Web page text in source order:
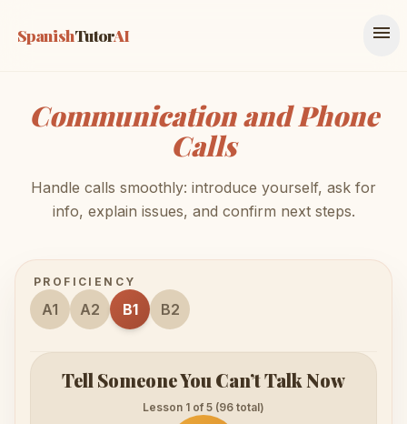
SpanishTutorAI menu
Communication and Phone
Calls
Handle calls smoothly: introduce yourself, ask for
info, explain issues, and confirm next steps.
PROFICIENCY
A1 A2 B1 B2
Tell Someone You Can’t Talk Now
Lesson 1 of 5 (96 total)